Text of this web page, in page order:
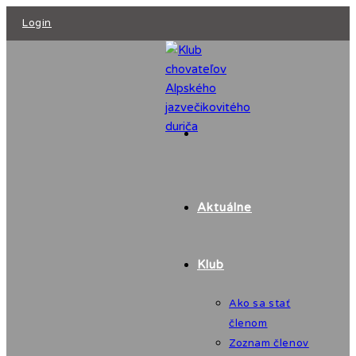
Login
Aktuálne
Klub
Ako sa stať
členom
Zoznam členov